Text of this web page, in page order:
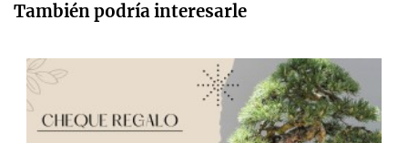
También podría interesarle